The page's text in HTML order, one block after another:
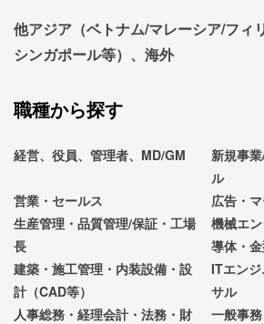
他アジア（ベトナム/マレーシア/フィ
シンガポール等）、海外
職種から探す
経営、役員、管理者、MD/GM
新規事
ル
営業・セールス
広告・
生産管理・品質管理/保証・工場
長
機械エ
導体・金
建築・施工管理・内装設備・設
計（CAD等）
ITエン
サル
人事総務・経理会計・法務・財
一般事